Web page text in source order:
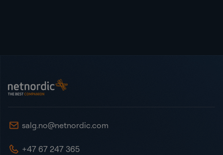
NetNordic Norway
salg.no@netnordic.com
+47 67 247 365